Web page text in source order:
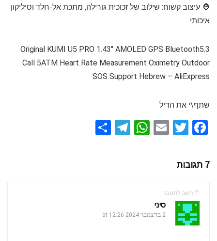
🦍 עיצוב קשוח: שילוב של זכוכית גורילה, מתכת אל-חלד וסיליקון
איכותי.
Original KUMI U5 PRO 1.43″ AMOLED GPS Bluetooth5.3
Call 5ATM Heart Rate Measurement Oximetry Outdoor
SOS Support Hebrew – AliExpress
שתף\י את הדיל
F
ce
b
o
o
k
T
E
W
p
T
7 תגובות
השב לתגובה
סיני
2 בדצמבר 2024 at 12:26